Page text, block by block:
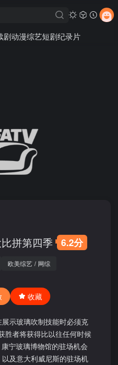
剧动漫综艺短剧纪录片
拼第四季 6.2分
欧美综艺 / 网综
收藏
示玻璃吹制技能时必须克
胜者将获得比以往任何时候
宁玻璃博物馆的驻场机会
以及意大利威尼斯的驻场机